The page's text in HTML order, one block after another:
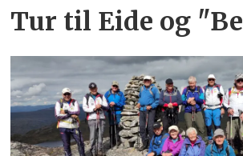
Tur til Eide og